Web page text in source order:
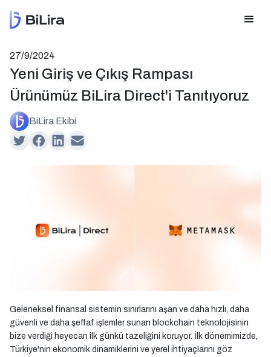
27/9/2024
Yeni Giriş ve Çıkış Rampası
Ürünümüz BiLira Direct'i Tanıtıyoruz
BiLira Ekibi
Geleneksel finansal sistemin sınırlarını aşan ve daha hızlı, daha
güvenli ve daha şeffaf işlemler sunan blockchain teknolojisinin
bize verdiği heyecan ilk günkü tazeliğini koruyor. İlk dönemimizde,
Türkiye'nin ekonomik dinamiklerini ve yerel ihtiyaçlarını göz